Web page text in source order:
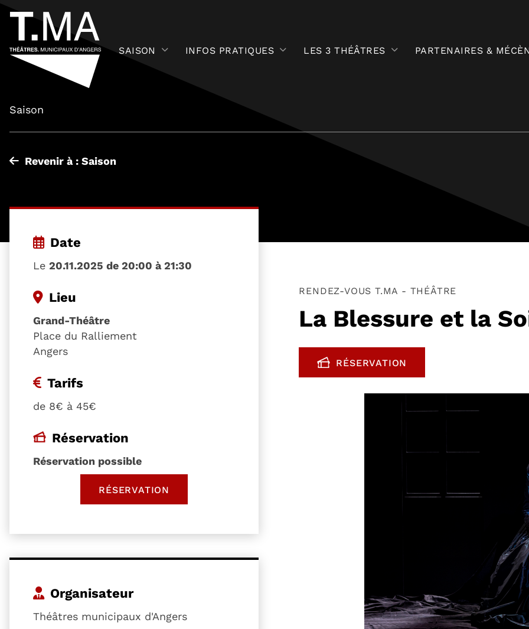
SAISON INFOS PRATIQUES LES 3 THÉÂTRES PARTENAIRES &
Saison
Revenir à : Saison
RENDEZ-VOUS T.MA - THÉÂTRE
La Blessure et la
RÉSERVATION
, OUVRE UNE NOUVELLE
Date
Le20.11.2025 de 20:00 à 21:30
Lieu
Grand-Théâtre
Place du Ralliement
Angers
Tarifs
de 8€ à 45€
Réservation
Réservation possible
RÉSERVATION, OUVRE UNE NOUVELLE FENÊTRE
Organisateur
Théâtres municipaux d'Angers